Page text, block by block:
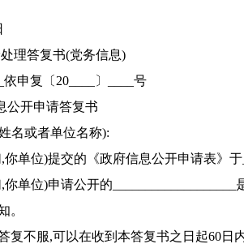
理答复书(党务信息)
依申复〔20____〕____号
公开申请答复书
名或者单位名称):
你单位)提交的《政府信息公开申请表》于
你单位)申请公开的
。
复不服,可以在收到本答复书之日起60日